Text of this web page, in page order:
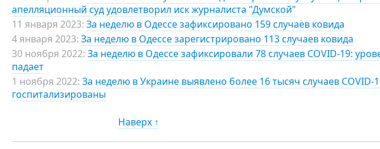
апелляционный суд удовлетворил иск журналиста "Думской"
11 января 2023: За неделю в Одессе зафиксировано 159 случаев ковида
4 января 2023: За неделю в Одессе зарегистрировано 113 случаев ковида
30 ноября 2022: За неделю в Одессе зафиксировали 78 случаев COVID-19:
падает
1 ноября 2022: За неделю в Украине выявлено более 16 тысяч случаев COVID-
госпитализированы
Наверх ↑